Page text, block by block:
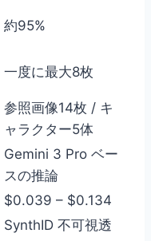
約95%
一度に最大8枚
参照画像14枚 / キ
ャラクター5体
Gemini 3 Pro ベー
スの推論
$0.039 – $0.134
SynthID 不可視透